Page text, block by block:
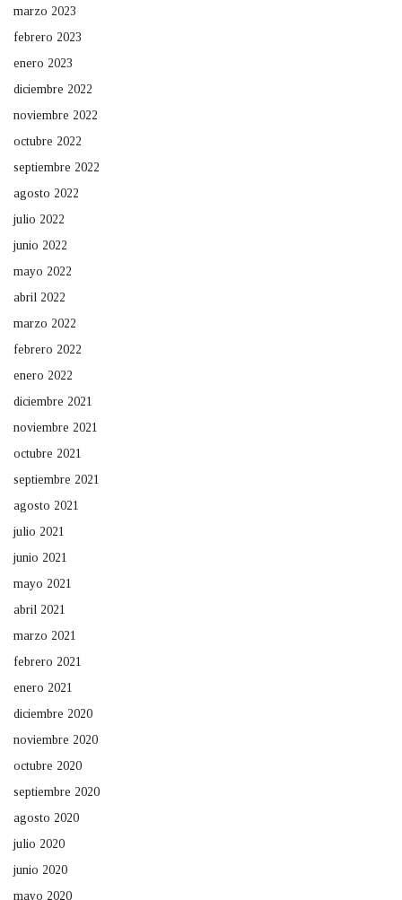
marzo 2023
febrero 2023
enero 2023
diciembre 2022
noviembre 2022
octubre 2022
septiembre 2022
agosto 2022
julio 2022
junio 2022
mayo 2022
abril 2022
marzo 2022
febrero 2022
enero 2022
diciembre 2021
noviembre 2021
octubre 2021
septiembre 2021
agosto 2021
julio 2021
junio 2021
mayo 2021
abril 2021
marzo 2021
febrero 2021
enero 2021
diciembre 2020
noviembre 2020
octubre 2020
septiembre 2020
agosto 2020
julio 2020
junio 2020
mayo 2020